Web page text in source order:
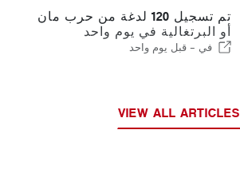
تم تسجيل 120 لدغة من حرب مان
أو البرتغالية في يوم واحد
في - قبل يوم واحد
VIEW ALL ARTICLES